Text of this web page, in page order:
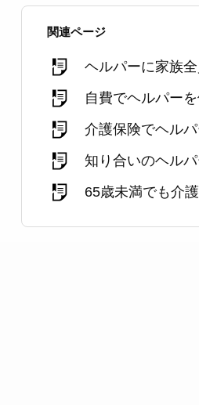
関連ページ
ヘルパーに家族
自費でヘルパー
介護保険でヘル
知り合いのヘル
65歳未満でも介